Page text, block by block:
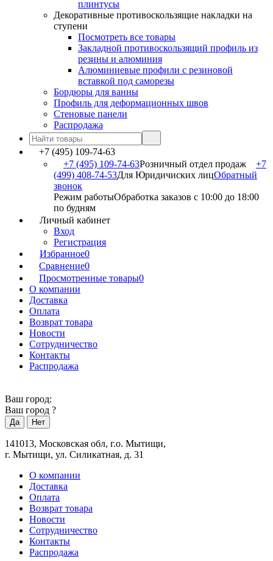
плинтусы
Декоративные противоскользящие накладки на
ступени
Посмотреть все товары
Закладной противоскользящий профиль из
резины и алюминия
Алюминиевые профили с резиновой
вставкой под саморезы
Бордюры для ванны
Профиль для деформационных швов
Стеновые панели
Распродажа
+7 (495) 109-74-63
+7 (495) 109-74-63Розничный отдел продаж
+7
(499) 408-74-53Для Юридичиских лицОбратный
звонок
Режим работыОбработка заказов с 10:00 до 18:00
по будням
Личный кабинет
Вход
Регистрация
Избранное0
Сравнение0
Просмотренные товары0
О компании
Доставка
Оплата
Возврат товара
Новости
Сотрудничество
Контакты
Распродажа
Ваш город:
Ваш город ?
141013, Московская обл, г.о. Мытищи,
г. Мытищи, ул. Силикатная, д. 31
О компании
Доставка
Оплата
Возврат товара
Новости
Сотрудничество
Контакты
Распродажа